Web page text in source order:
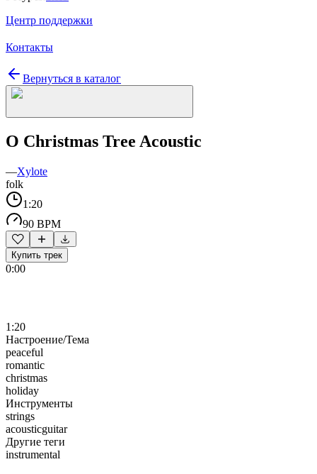
Центр поддержки
Контакты
Вернуться в каталог
O Christmas Tree Acoustic
—Xylote
folk
1:20
90 BPM
Купить трек
0:00
1:20
Настроение/Тема
peaceful
romantic
christmas
holiday
Инструменты
strings
acousticguitar
Другие теги
instrumental